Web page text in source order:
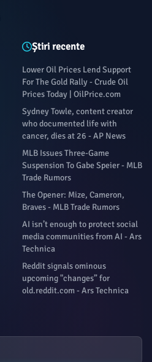
Știri recente
Lower Oil Prices Lend Support
For The Gold Rally - Crude Oil
Prices Today | OilPrice.com
Sydney Towle, content creator
who documented life with
cancer, dies at 26 - AP News
MLB Issues Three-Game
Suspension To Gabe Speier - MLB
Trade Rumors
The Opener: Mize, Cameron,
Braves - MLB Trade Rumors
AI isn’t enough to protect social
media communities from AI - Ars
Technica
Reddit signals ominous
upcoming "changes” for
old.reddit.com - Ars Technica